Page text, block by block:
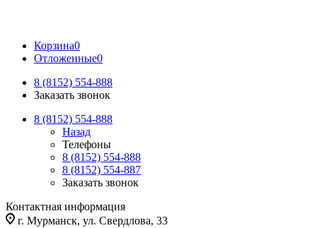
Корзина0
Отложенные0
8 (8152) 554-888
Заказать звонок
8 (8152) 554-888
Назад
Телефоны
8 (8152) 554-888
8 (8152) 554-887
Заказать звонок
Контактная информация
г. Мурманск, ул. Свердлова, 33